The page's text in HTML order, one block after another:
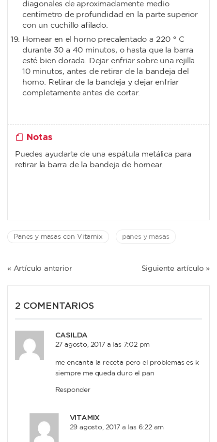
diagonales de aproximadamente medio
centímetro de profundidad en la parte superior
con un cuchillo afilado.
Hornear en el horno precalentado a 220 ° C
durante 30 a 40 minutos, o hasta que la barra
esté bien dorada. Dejar enfriar sobre una rejilla
10 minutos, antes de retirar de la bandeja del
horno. Retirar de la bandeja y dejar enfriar
completamente antes de cortar.
Notas
Puedes ayudarte de una espátula metálica para
retirar la barra de la bandeja de hornear.
Panes y masas con Vitamix panes y masas
NAVEGACIÓN
« Artículo anterior Siguiente artículo »
2 COMENTARIOS
CASILDA
27 agosto, 2017 a las 7:02 pm
me encanta la receta pero el problemas es k
siempre me queda duro el pan
Responder
VITAMIX
29 agosto, 2017 a las 6:22 am